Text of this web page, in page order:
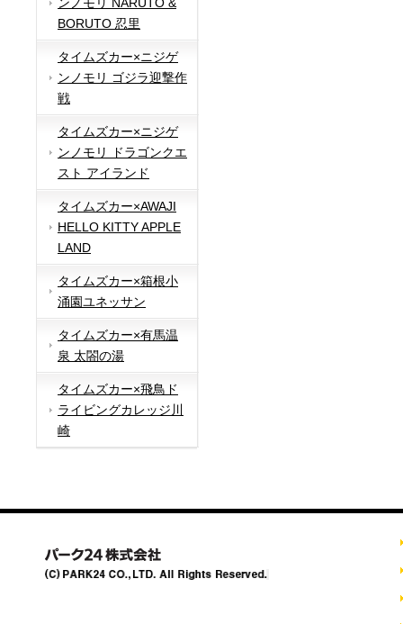
ンノモリ NARUTO &
BORUTO 忍里
タイムズカー×ニジゲ
ンノモリ ゴジラ迎撃作
戦
タイムズカー×ニジゲ
ンノモリ ドラゴンクエ
スト アイランド
タイムズカー×AWAJI
HELLO KITTY APPLE
LAND
タイムズカー×箱根小
涌園ユネッサン
タイムズカー×有馬温
泉 太閤の湯
タイムズカー×飛鳥ド
ライビングカレッジ川
崎